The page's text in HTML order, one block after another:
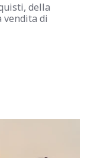
della
vendita di